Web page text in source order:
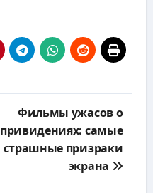
Фильмы ужасов о
привидениях: самые
страшные призраки
экрана